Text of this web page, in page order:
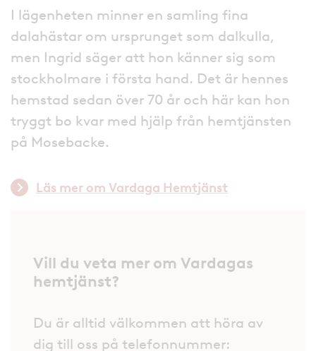
I lägenheten minner en samling fina
dalahästar om ursprunget som dalkulla,
men Ingrid säger att hon känner sig som
stockholmare i första hand. Det är hennes
hemstad sedan över 70 år och här kan hon
tryggt bo kvar med hjälp från hemtjänsten
på Mosebacke.
Läs mer om Vardaga Hemtjänst
Vill du veta mer om Vardagas
hemtjänst?
Du är alltid välkommen att höra av
dig till oss på telefonnummer: